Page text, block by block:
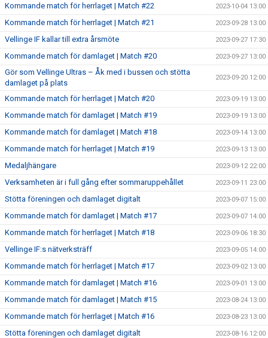
Kommande match för herrlaget | Match #22 2023-10-04 13:00
Kommande match för herrlaget | Match #21 2023-09-28 13:00
Vellinge IF kallar till extra årsmöte 2023-09-27 17:30
Kommande match för damlaget | Match #20 2023-09-27 13:00
Gör som Vellinge Ultras – Åk med i bussen och stötta
damlaget på plats
2023-09-20 12:00
Kommande match för herrlaget | Match #20 2023-09-19 13:00
Kommande match för damlaget | Match #19 2023-09-19 13:00
Kommande match för damlaget | Match #18 2023-09-14 13:00
Kommande match för herrlaget | Match #19 2023-09-13 13:00
Medaljhängare 2023-09-12 22:00
Verksamheten är i full gång efter sommaruppehållet 2023-09-11 23:00
Stötta föreningen och damlaget digitalt 2023-09-07 15:00
Kommande match för damlaget | Match #17 2023-09-07 14:00
Kommande match för herrlaget | Match #18 2023-09-06 18:30
Vellinge IF:s nätverksträff 2023-09-05 14:00
Kommande match för herrlaget | Match #17 2023-09-02 13:00
Kommande match för damlaget | Match #16 2023-09-01 13:00
Kommande match för damlaget | Match #15 2023-08-24 13:00
Kommande match för herrlaget | Match #16 2023-08-23 13:00
Stötta föreningen och damlaget digitalt 2023-08-16 12:00